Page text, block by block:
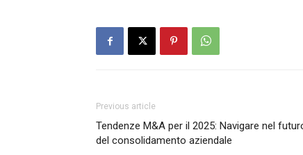
Previous article
Tendenze M&A per il 2025: Navigare nel
del consolidamento aziendale